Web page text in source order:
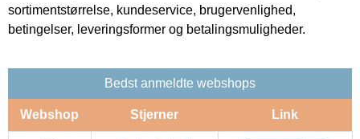
sortimentstørrelse, kundeservice, brugervenlighed,
betingelser, leveringsformer og betalingsmuligheder.
Bedst anmeldte webshops
Webshop Stjerner Link